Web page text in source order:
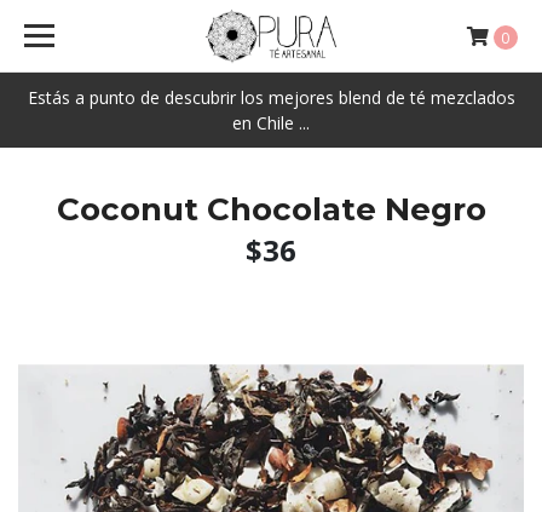
Estás a punto de descubrir los mejores blend de té mezclados
en Chile ...
0
Coconut Chocolate Negro
$36